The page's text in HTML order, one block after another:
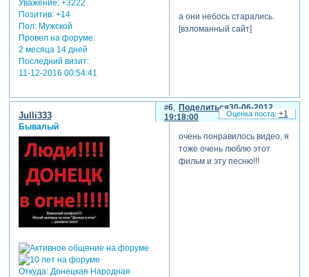
Уважение: +3222
Позитив: +14
Пол:Мужской
Провел на форуме:
2 месяца 14 дней
Последний визит:
11-12-2016 00:54:41
а они небось старались.
[взломанный сайт]
Поделиться
6
30-06-2012
19:18:00
Julli333
Бывалый
Откуда:Донецкая Народная
очень понравилось видео, я
тоже очень люблю этот
фильм и эту песню!!!
+1